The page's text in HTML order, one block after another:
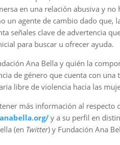
en una relación abusiva y
un agente de cambio dado que,
señales clave de advertencia
para buscar u ofrecer ayuda.
Ana Bella y quién la
de género que cuenta con
libre de violencia hacia las
más información al
y a su perfil en
(en Twitter) y Fundación Ana